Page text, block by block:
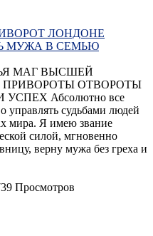
ЛОНДОНЕ
МУЖА В СЕМЬЮ
МАГ ВЫСШЕЙ
ПРИВОРОТЫ ОТВОРОТЫ
Абсолютно все
управлять судьбами людей
мира. Я имею звание
силой, мгновенно
верну мужа без греха и
Просмотров